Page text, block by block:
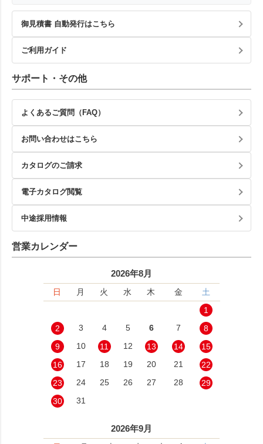
御見積書 自動発行はこちら
ご利用ガイド
サポート・その他
よくあるご質問（FAQ）
お問い合わせはこちら
カタログのご請求
電子カタログ閲覧
中途採用情報
営業カレンダー
2026年8月
日 月 火 水 木 金
土
1
2
3 4 5 6 7
8
9
10 11 12 13 14
15
16
17 18 19 20 21
22
23
24 25 26 27 28
29
30
31
2026年9月